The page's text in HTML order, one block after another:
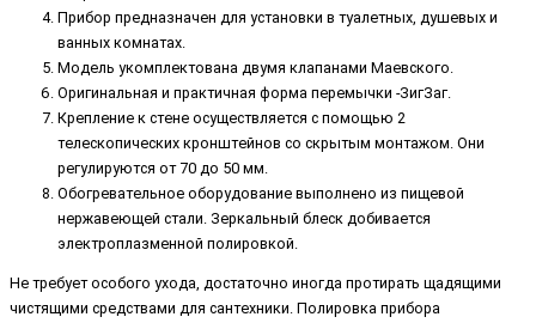
Прибор предназначен для установки в туалетных, душевых и
ванных комнатах.
Модель укомплектована двумя клапанами Маевского.
Оригинальная и практичная форма перемычки -ЗигЗаг.
Крепление к стене осуществляется с помощью 2
телескопических кронштейнов со скрытым монтажом. Они
регулируются от 70 до 50 мм.
Обогревательное оборудование выполнено из пищевой
нержавеющей стали. Зеркальный блеск добивается
электроплазменной полировкой.
Не требует особого ухода, достаточно иногда протирать щадящими
чистящими средствами для сантехники. Полировка прибора